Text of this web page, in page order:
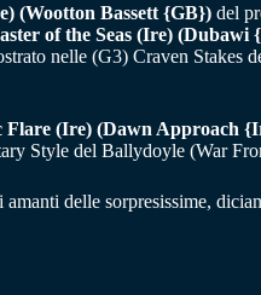
(Wootton Bassett {GB}) del
of the Seas (Ire) (Dubawi
nelle (G3) Craven Stakes
Flare (Ire) (Dawn Approach
Style del Ballydoyle (War
delle sorpresissime,